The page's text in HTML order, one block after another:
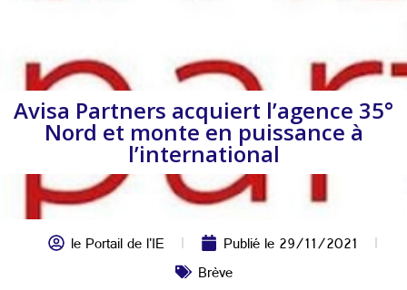
Avisa Partners acquiert l’agence 35°
Nord et monte en puissance à
l’international
le Portail de l'IE Publié le29/11/2021
Brève